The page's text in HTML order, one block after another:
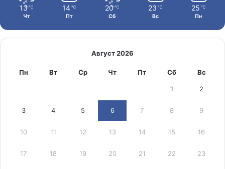
13 ℃
Чт
14 ℃
Пт
20 ℃
Сб
23 ℃
Вс
25 ℃
Пн
Август 2026
Пн Вт Ср Чт Пт Сб Вс
1 2
3 4 5 6 7 8 9
10 11 12 13 14 15 16
17 18 19 20 21 22 23